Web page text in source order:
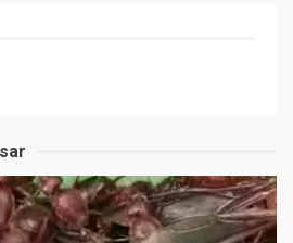
Recetas de Tamales Rojos o
Tamales Colorados